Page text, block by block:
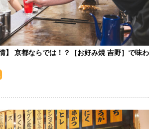
】 京都ならでは！？［お好み焼 吉野］で味わ